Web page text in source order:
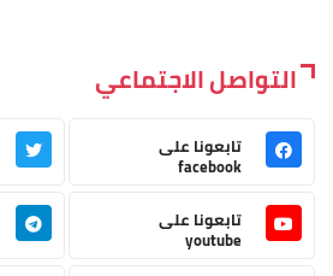
التواصل الاجتماعي
تابعونا على
facebook
تابعونا على
youtube